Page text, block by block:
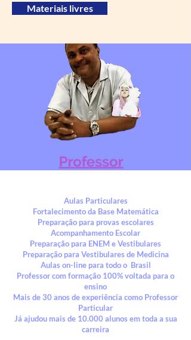
Materiais livres
Aulas Particulares
Fortalecimento da Base Matemática
Preparação para provas escolares
Acompanhamento Escolar
Preparação para ENEM e Vestibulares
Preparação para Vestibulares de Medicina
Aulas on-line para todo o Brasil
Professor com formação 100% voltada para o
ensino
Mais de 30 anos de experiência como Professor
Particular
Já ajudou mais de 10.000 alunos em toda a sua
carreira